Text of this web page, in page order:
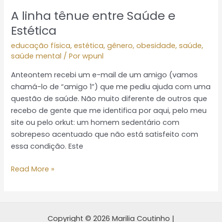
A linha tênue entre Saúde e
Estética
educação física,estética,gênero,obesidade,saúde,
saúde mental / Porwpunl
Anteontem recebi um e-mail de um amigo (vamos
chamá-lo de “amigo 1”) que me pediu ajuda com uma
questão de saúde. Não muito diferente de outros que
recebo de gente que me identifica por aqui, pelo meu
site ou pelo orkut: um homem sedentário com
sobrepeso acentuado que não está satisfeito com
essa condição. Este
Read More »
Copyright © 2026 Marilia Coutinho |